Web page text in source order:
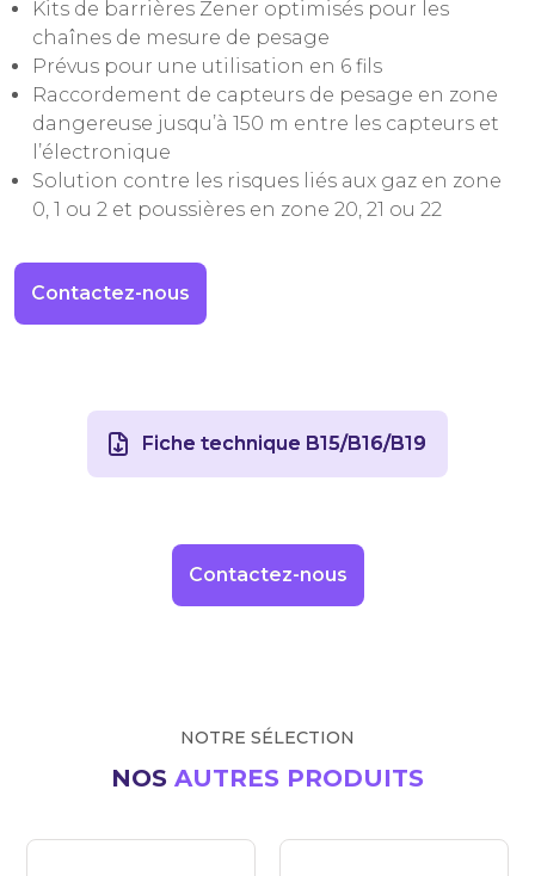
Kits de barrières Zener optimisés pour les
chaînes de mesure de pesage
Prévus pour une utilisation en 6 fils
Raccordement de capteurs de pesage en zone
dangereuse jusqu’à 150 m entre les capteurs et
l’électronique
Solution contre les risques liés aux gaz en zone
0, 1 ou 2 et poussières en zone 20, 21 ou 22
Contactez-nous
Fiche technique B15/B16/B19
Contactez-nous
NOTRE SÉLECTION
NOS AUTRES PRODUITS